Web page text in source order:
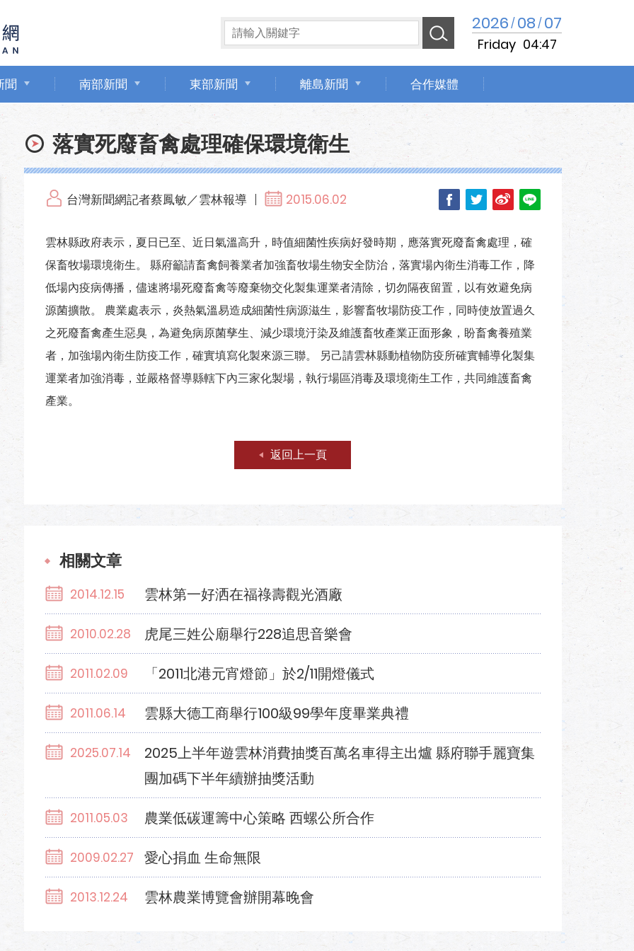
2026/08/07
Friday 04:47
聞 南部新聞 東部新聞 離島新聞 合作媒體
落實死廢畜禽處理確保環境衛生
台灣新聞網記者蔡鳳敏／雲林報導 2015.06.02
雲林縣政府表示，夏日已至、近日氣溫高升，時值細菌性疾病好發時期，應落實死廢畜禽處理，確
保畜牧場環境衛生。 縣府籲請畜禽飼養業者加強畜牧場生物安全防治，落實場內衛生消毒工作，降
低場內疫病傳播，儘速將場死廢畜禽等廢棄物交化製集運業者清除，切勿隔夜留置，以有效避免病
源菌擴散。 農業處表示，炎熱氣溫易造成細菌性病源滋生，影響畜牧場防疫工作，同時使放置過久
之死廢畜禽產生惡臭，為避免病原菌孳生、減少環境汙染及維護畜牧產業正面形象，盼畜禽養殖業
者，加強場內衛生防疫工作，確實填寫化製來源三聯。 另己請雲林縣動植物防疫所確實輔導化製集
運業者加強消毒，並嚴格督導縣轄下內三家化製場，執行場區消毒及環境衛生工作，共同維護畜禽
產業。
返回上一頁
相關文章
2014.12.15 雲林第一好洒在福祿壽觀光酒廠
2010.02.28 虎尾三姓公廟舉行228追思音樂會
2011.02.09 「2011北港元宵燈節」於2/11開燈儀式
2011.06.14 雲縣大德工商舉行100級99學年度畢業典禮
2025.07.14
2025上半年遊雲林消費抽獎百萬名車得主出爐 縣府聯手麗寶集
團加碼下半年續辦抽獎活動
2011.05.03 農業低碳運籌中心策略 西螺公所合作
2009.02.27 愛心捐血 生命無限
2013.12.24 雲林農業博覽會辦開幕晚會